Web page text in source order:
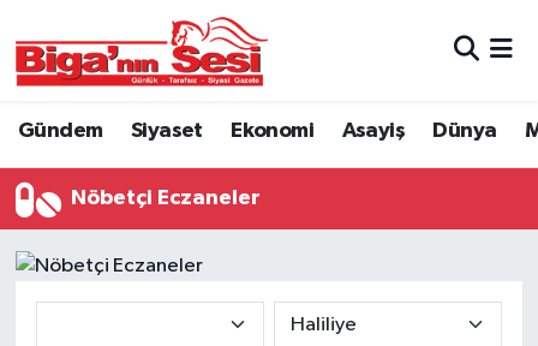
Gündem Siyaset Ekonomi Asayiş Dünya
Nöbetçi Eczaneler
Asayiş
Belde ve Köyler
Belediye
Çanakkale Hava Durumu
Süper Lig Puan Durumu ve Fikstür
Tüm Manşetler